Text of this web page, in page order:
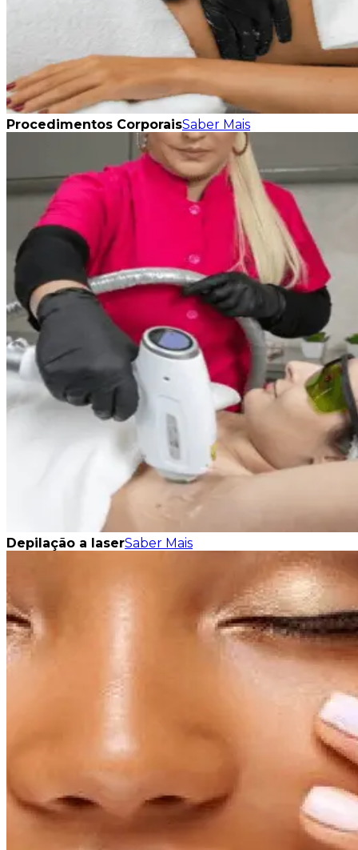
Procedimentos CorporaisSaber Mais
Depilação a laserSaber Mais